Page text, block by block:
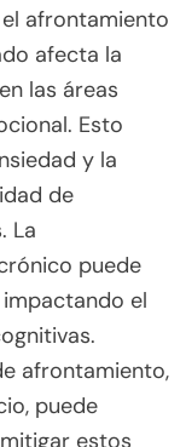
afrontamiento
afecta la
las áreas
Esto
y la
de
La
puede
el
afrontamiento,
puede
estos